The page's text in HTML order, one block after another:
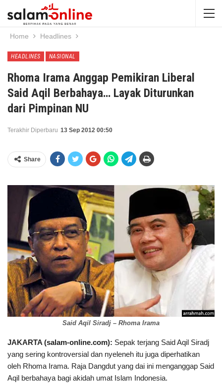
Home Headlines
HEADLINES NASIONAL
Rhoma Irama Anggap Pemikiran Liberal
Said Aqil Berbahaya… Layak Diturunkan
dari Pimpinan NU
Terakhir Diperbaru 13 Sep 2012 00:50
Share
Said Aqil Siradj – Rhoma Irama
JAKARTA (salam-online.com): Sepak terjang Said Aqil Siradj
yang sering kontroversial dan nyeleneh itu juga diperhatikan
oleh Rhoma Irama. Raja Dangdut yang dai ini menganggap Said
Aqil berbahaya bagi akidah umat Islam Indonesia.